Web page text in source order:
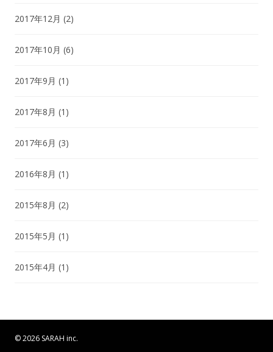
2017年12月 (2)
2017年10月 (6)
2017年9月 (1)
2017年8月 (1)
2017年6月 (3)
2016年8月 (1)
2015年8月 (2)
2015年5月 (1)
2015年4月 (1)
© 2026 SARAH inc.